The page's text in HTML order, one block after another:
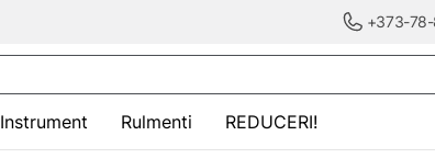
+373-
Instrument Rulmenti REDUCERI!